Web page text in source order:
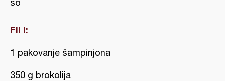
so
Fil I:
1 pakovanje šampinjona
350 g brokolija